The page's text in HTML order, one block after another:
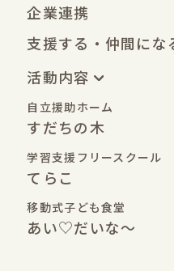
企業連携
支援する・仲間にな
活動内容
自立援助ホーム
すだちの木
学習支援フリースクール
てらこ
移動式子ども食堂
あい♡だいな〜